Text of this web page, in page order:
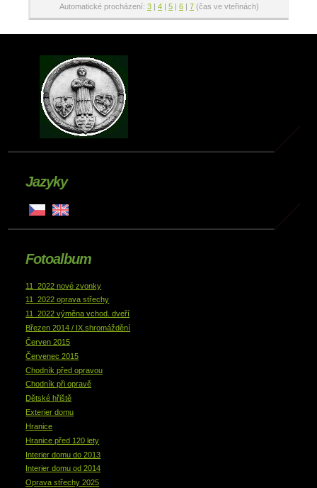
Automatické procházení: 3 | 4 | 5 | 6 | 7 (čas ve vteřinách)
Jazyky
Fotoalbum
11_2022 nové zvonky
11_2022 oprava střechy
11_2022 výměna vchod. dveří
Březen 2014 / IX.shromáždění
Červen 2015
Červenec 2015
Chodník před opravou
Chodník při opravě
Dětské hřiště
Exterier domu
Hranice
Hranice před 120 lety
Interier domu do 2013
Interier domu od 2014
Oprava střechy 2025